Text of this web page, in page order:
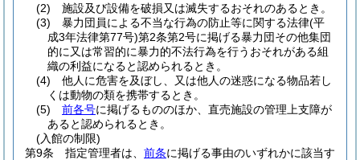
(2)
施設及び設備を破損又は滅失するおそれのあるとき。
(3)
暴力団員による不当な行為の防止等に関する法律(平
成3年法律第77号)第2条第2号に掲げる暴力団その他集団
的に又は常習的に暴力的不法行為を行うおそれがある組
織の利益になると認められるとき。
(4)
他人に危害を及ぼし、又は他人の迷惑になる物品若し
くは動物の類を携帯するとき。
(5)
前各号に掲げるもののほか、直売施設の管理上支障が
あると認められるとき。
(入館の制限)
第9条
指定管理者は、 前条に掲げる事由のいずれかに該当す